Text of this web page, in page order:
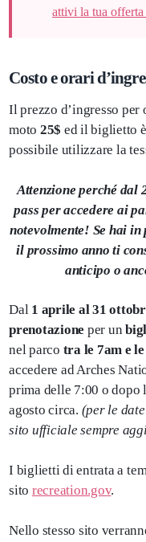
attivi la tua offerta
Costo e orari
Il prezzo d’ingresso per
moto 25$ ed il biglietto
possibile utilizzare la
Attenzione perché dal
pass per accedere ai
notevolmente! Se hai
il prossimo anno ti
anticipo o
Dal 1 aprile al 31
prenotazione per un
nel parco tra le 7am e
accedere ad Arches
prima delle 7:00 o dopo
agosto circa. (per le
sito ufficiale sempre
I biglietti di entrata a
sito recreation.gov.
Nello stesso sito